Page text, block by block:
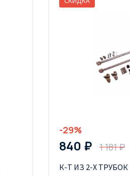
-29%
840 ₽ 1 181 ₽
К-Т ИЗ 2-Х ТРУБОК